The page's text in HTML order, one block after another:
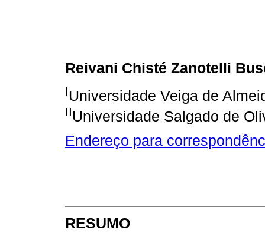
Reivani Chisté Zanotelli
IUniversidade Veiga de
IIUniversidade Salgado de
Endereço para
RESUMO